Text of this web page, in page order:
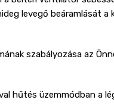
levegő beáramlását
szabályozása az
hűtés üzemmódban a